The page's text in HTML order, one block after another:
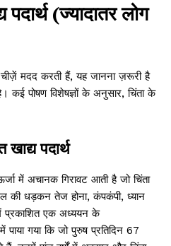
पदार्थ (ज्यादातर लोग
मदद करती हैं, यह जानना ज़रूरी है
कई पोषण विशेषज्ञों के अनुसार, चिंता के
पदार्थ
में अचानक गिरावट आती है जो चिंता
की धड़कन तेज होना, कंपकंपी, ध्यान
प्रकाशित एक अध्ययन के
गया कि जो पुरुष प्रतिदिन 67